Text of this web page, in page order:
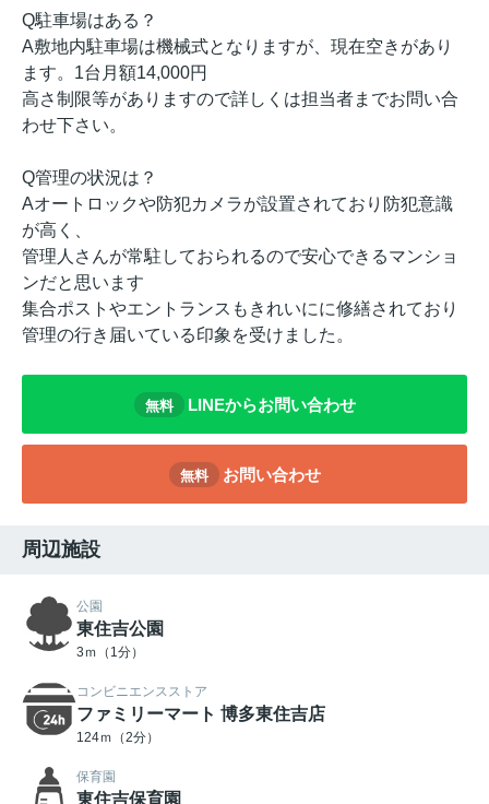
Q駐車場はある？
A敷地内駐車場は機械式となりますが、現在空きがあり
ます。1台月額14,000円
高さ制限等がありますので詳しくは担当者までお問い合
わせ下さい。
Q管理の状況は？
Aオートロックや防犯カメラが設置されており防犯意識
が高く、
管理人さんが常駐しておられるので安心できるマンショ
ンだと思います
集合ポストやエントランスもきれいにに修繕されており
管理の行き届いている印象を受けました。
無料 LINEからお問い合わせ
無料 お問い合わせ
周辺施設
公園
東住吉公園
3ｍ（1分）
コンビニエンスストア
ファミリーマート 博多東住吉店
124ｍ（2分）
保育園
東住吉保育園